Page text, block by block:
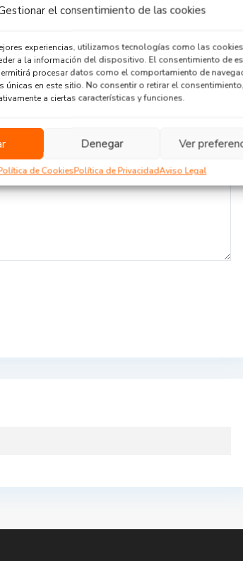
el consentimiento de las cookies
experiencias, utilizamos tecnologías como las
a la información del dispositivo. El consentimiento de
procesar datos como el comportamiento de
únicas en este sitio. No consentir o retirar el consentimiento,
a ciertas características y funciones.
Denegar Ver
de CookiesPolítica de PrivacidadAviso Legal